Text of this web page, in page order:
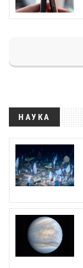
НАУКА